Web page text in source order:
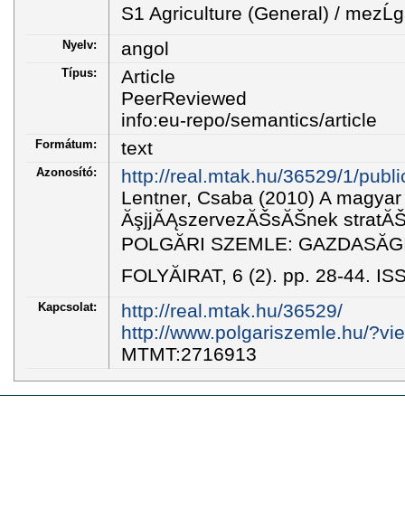
S1 Agriculture (General) /
Nyelv: angol
Típus:
Article
PeerReviewed
info:eu-repo/semantics/article
Formátum: text
Azonosító:
http://real.mtak.hu/36529/1/
Lentner, Csaba (2010) A
ĂşjjĂĄszervezĂŠsĂŠnek
POLGĂRI SZEMLE:
FOLYĂIRAT, 6 (2). pp. 28-44.
Kapcsolat:
http://real.mtak.hu/36529/
http://www.polgariszemle.hu/
MTMT:2716913